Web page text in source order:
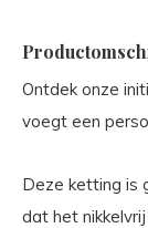
Ontdek onze
voegt een
Deze ketting is
dat het